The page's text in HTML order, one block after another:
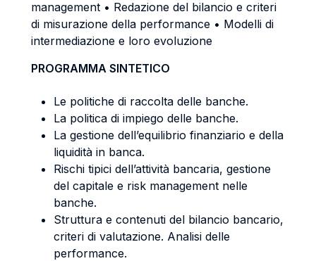
management • Redazione del bilancio e criteri
di misurazione della performance • Modelli di
intermediazione e loro evoluzione
PROGRAMMA SINTETICO
Le politiche di raccolta delle banche.
La politica di impiego delle banche.
La gestione dell’equilibrio finanziario e della
liquidità in banca.
Rischi tipici dell’attività bancaria, gestione
del capitale e risk management nelle
banche.
Struttura e contenuti del bilancio bancario,
criteri di valutazione. Analisi delle
performance.